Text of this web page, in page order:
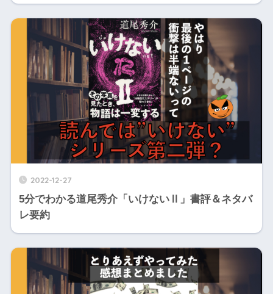
2022-12-27
5分でわかる道尾秀介「いけないⅡ」書評＆ネタバ
レ要約